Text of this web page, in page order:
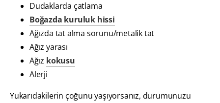
Dudaklarda çatlama
Boğazda kuruluk hissi
Ağızda tat alma sorunu/metalik tat
Ağız yarası
Ağız kokusu
Alerji
Yukarıdakilerin çoğunu yaşıyorsanız, durumunuzu